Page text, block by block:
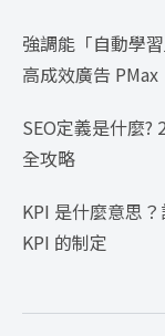
強調能「自動學
高成效廣告 PMax
SEO定義是什麼?
全攻略
KPI 是什麼意思
KPI 的制定